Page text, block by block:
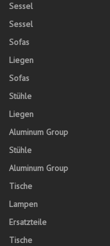
Sessel
Sessel
Sofas
Liegen
Sofas
Stühle
Liegen
Aluminum Group
Stühle
Aluminum Group
Tische
Lampen
Ersatzteile
Tische